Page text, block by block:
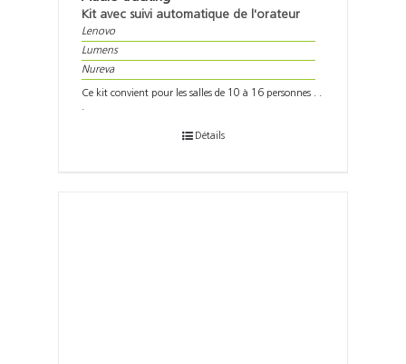
Kit avec suivi automatique de l'orateur
Lenovo
Lumens
Nureva
Ce kit convient pour les salles de 10 à 16 personnes . .
.
Détails